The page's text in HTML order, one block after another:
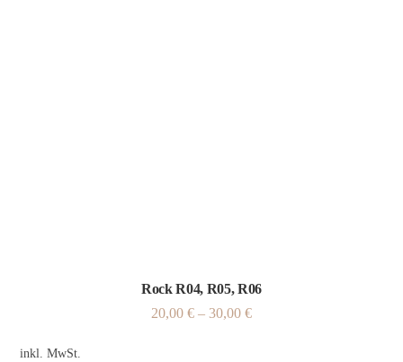
Rock R04, R05, R06
20,00 € – 30,00 €
inkl. MwSt.